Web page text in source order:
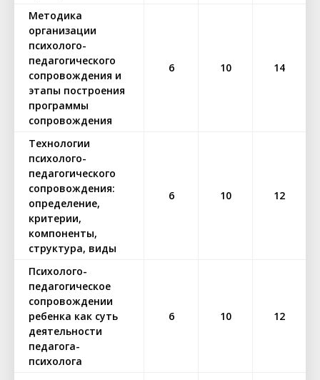
Методика
организации
психолого-
педагогического
сопровождения и
этапы построения
программы
сопровождения
6 10 14
Технологии
психолого-
педагогического
сопровождения:
определение,
критерии,
компоненты,
структура, виды
6 10 12
Психолого-
педагогическое
сопровождении
ребенка как суть
деятельности
педагога-
психолога
6 10 12